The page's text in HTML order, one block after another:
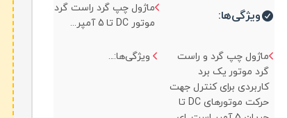
ویژگی‌ها:
ماژول چپ گرد راست گرد
موتور DC تا 5 آمپر...
ماژول چپ گرد و راست
گرد موتور یک برد
کاربردی برای کنترل جهت
حرکت موتورهای DC تا
ویژگی‌ها:...